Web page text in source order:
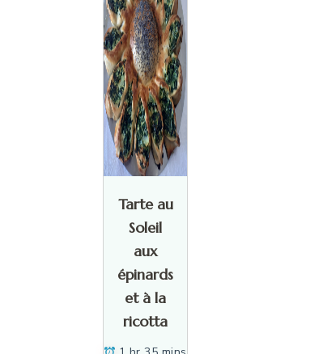
Tarte au
Soleil
aux
épinards
et à la
ricotta